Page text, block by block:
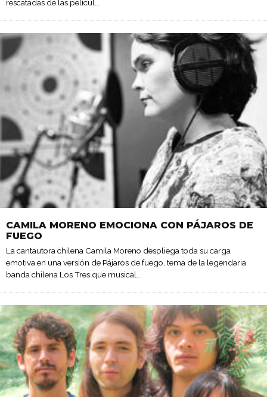
rescatadas de las películ
CAMILA MORENO EMOCIONA CON PÁJAROS DE
FUEGO
La cantautora chilena Camila Moreno despliega toda su carga
emotiva en una versión de Pájaros de fuego, tema de la legendaria
banda chilena Los Tres que musical